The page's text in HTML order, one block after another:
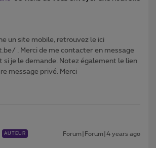
un site mobile, retrouvez le ici
. Merci de me contacter en message
si je le demande. Notez également le lien
message privé. Merci
AUTEUR Forum|Forum|4 years ago